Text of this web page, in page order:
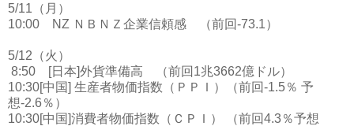
5/11（月）
10:00 NZ ＮＢＮＺ企業信頼感 （前回-73.1）
5/12（火）
8:50 [日本]外貨準備高 （前回1兆3662億ドル）
10:30[中国] 生産者物価指数（ＰＰＩ）（前回-1.5％ 予
想-2.6％）
10:30[中国]消費者物価指数（ＣＰＩ） （前回4.3％予想